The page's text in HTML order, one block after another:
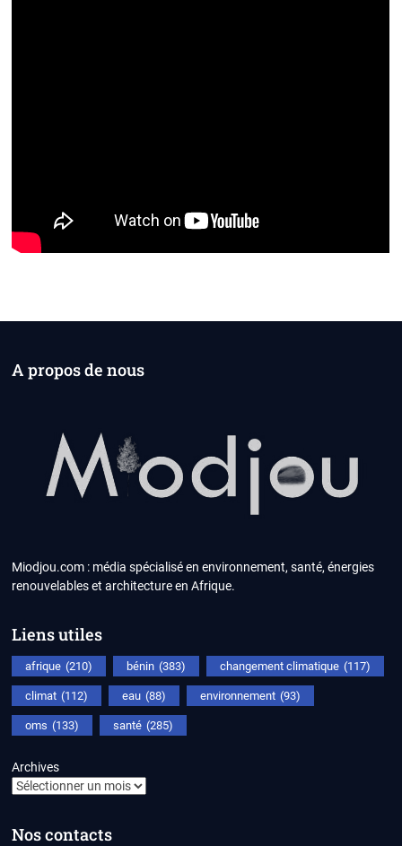
A propos de nous
Miodjou.com : média spécialisé en environnement, santé, énergies
renouvelables et architecture en Afrique.
Liens utiles
afrique (210) bénin (383) changement climatique (117)
climat (112) eau (88) environnement (93)
oms (133) santé (285)
Archives
Nos contacts